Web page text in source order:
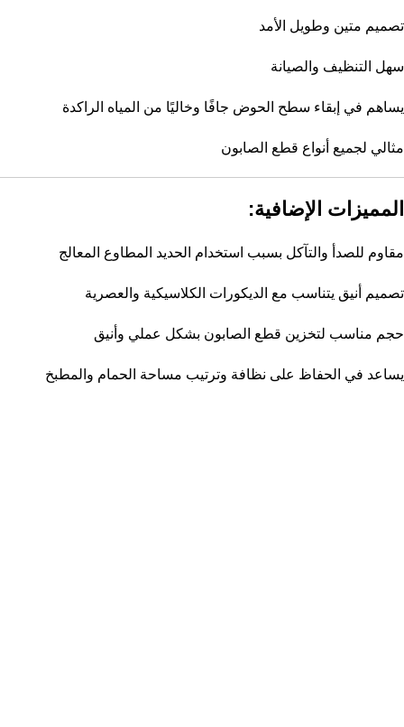
تصميم متين وطويل الأمد
سهل التنظيف والصيانة
يساهم في إبقاء سطح الحوض جافًا وخاليًا من المياه الراكدة
مثالي لجميع أنواع قطع الصابون
المميزات الإضافية:
مقاوم للصدأ والتآكل بسبب استخدام الحديد المطاوع المعالج
تصميم أنيق يتناسب مع الديكورات الكلاسيكية والعصرية
حجم مناسب لتخزين قطع الصابون بشكل عملي وأنيق
يساعد في الحفاظ على نظافة وترتيب مساحة الحمام والمطبخ